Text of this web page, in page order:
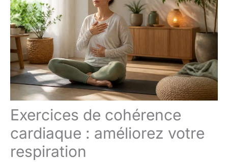
Exercices de cohérence
cardiaque : améliorez votre
respiration